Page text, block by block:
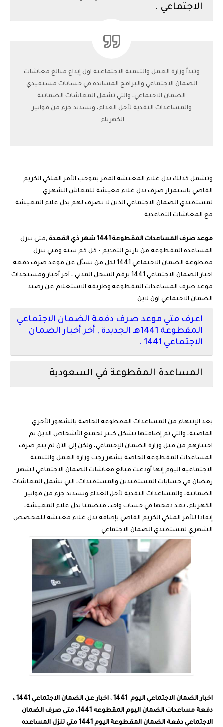
الاجتماعي .
وتبدأ وزارة العمل والتنمية الاجتماعية اول إيداع مبالغ معاشات
الضمان الاجتماعي والبرامج المساندة في حسابات مستفيدي
الضمان الاجتماعي، والتي تشمل المعاشات الضمانية
والمساعدات النقدية لأجل الغذاء، وتسديد جزء من فواتير
الكهرباء.
وتشمل كذلك بدل غلاء المعيشة المقر بموجب الأمر الملكي الكريم
القاضي باستمرار صرف بدل غلاء معيشة للمعاش الشهري
لمستفيدي الضمان الاجتماعي الذين لا يصرف لهم بدل غلاء المعيشة
مع المعاشات التقاعدية.
موعد صرف المساعدات المقطوعة 1441 شهر ذي القعدة ,
متى تنزل
المساعده المقطوعه من تاريخ التقديم - كل كم سنه ومتي تنزل
مقطوعة الضمان الاجتماعي 1441 لكل من يسأل عن موعد صرف دفعة
اخبار الضمان الاجتماعي 1441 برقم السجل المدني ، آخر أخبار ومستجدات
موعد صرف المساعدات المقطوعة وطريقة الاستعلام عن رصيد
الضمان الاجتماعي اون لاين.
اعرف متي موعد صرف دفعة الضمان الاجتماعي
المقطوعة 1441هـ الجديدة , أخر أخبار الضمان
الاجتماعي 1441 .
المساعدة المقطوعة في السعودية
بعد الإنتهاء من المساعدات المقطوعة الخاصة بالشهور الأخري
الماضية، والتي تم إضافتها بشكل كبير لجميع الأشخاص الذين تم
اختيارهم من قبل وزارة الضمان الإجتماعي، ولكن إلى الآن لم يتم صرف
المساعدات المقطوعة الخاصة بشهر رجب وزارة العمل والتنمية
الاجتماعية اليوم إنها أودعت مبالغ معاشات الضمان الاجتماعي لشهر
رمضان في حسابات المستفيدين والمستفيدات، التي تشمل المعاشات
الضمانية، والمساعدات النقدية لأجل الغذاء وتسديد جزء من فواتير
الكهرباء، بعد دمجها في حساب واحد، متضمنا بدل غلاء المعيشة،
إنفاذا للأمر الملكي الكريم القاضي بإضافة بدل غلاء معيشة للمخصص
الشهري لمستفيدي الضمان الاجتماعي
اخبار الضمان الاجتماعي اليوم
1441 ، اخبار عن الضمان الاجتماعي 1441 ،
دفعة مساعدات الضمان اليوم المقطوعه 1441، متى صرف الضمان
الاجتماعي دفعة الضمان المقطوعة اليوم 1441 متي تنزل المساعده